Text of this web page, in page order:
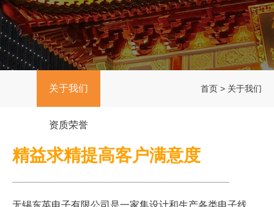
首页 > 关于我们
关于我们
资质荣誉
精益求精提高客户满意度
无锡东英电子有限公司是一家集设计和生产各类电子线